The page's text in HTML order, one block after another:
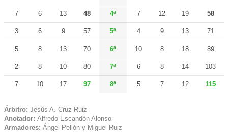
7 6 13 48 4ª 7 12 19 58
3 6 9 57 5ª 4 9 13 71
5 8 13 70 6ª 10 8 18 89
2 8 10 80 7ª 6 8 14 103
7 10 17 97 8ª 5 7 12 115
Árbitro: Jesús A. Cruz Ruiz
Anotador: Alfredo Escandón Alonso
Armadores: Ángel Pellón y Miguel Ruiz